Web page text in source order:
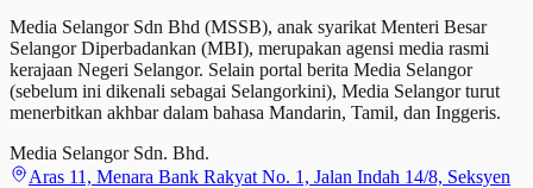
Media Selangor Sdn Bhd (MSSB), anak syarikat Menteri Besar
Selangor Diperbadankan (MBI), merupakan agensi media rasmi
kerajaan Negeri Selangor. Selain portal berita Media Selangor
(sebelum ini dikenali sebagai Selangorkini), Media Selangor turut
menerbitkan akhbar dalam bahasa Mandarin, Tamil, dan Inggeris.
Media Selangor Sdn. Bhd.
Aras 11, Menara Bank Rakyat No. 1, Jalan Indah 14/8, Seksyen